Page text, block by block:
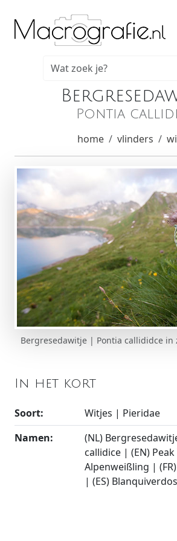
Pontia
home vlinders
Bergresedawitje | Pontia callididce in
In het kort
Soort:
Witjes | Pieridae
Namen:
(NL)
callidice | (EN)
Alpenweißling |
| (ES)